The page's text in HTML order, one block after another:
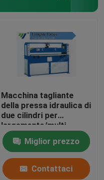
Macchina tagliante
della pressa idraulica di
due cilindri per
largamente/multi
strato dei materiali
Miglior prezzo
Contattaci